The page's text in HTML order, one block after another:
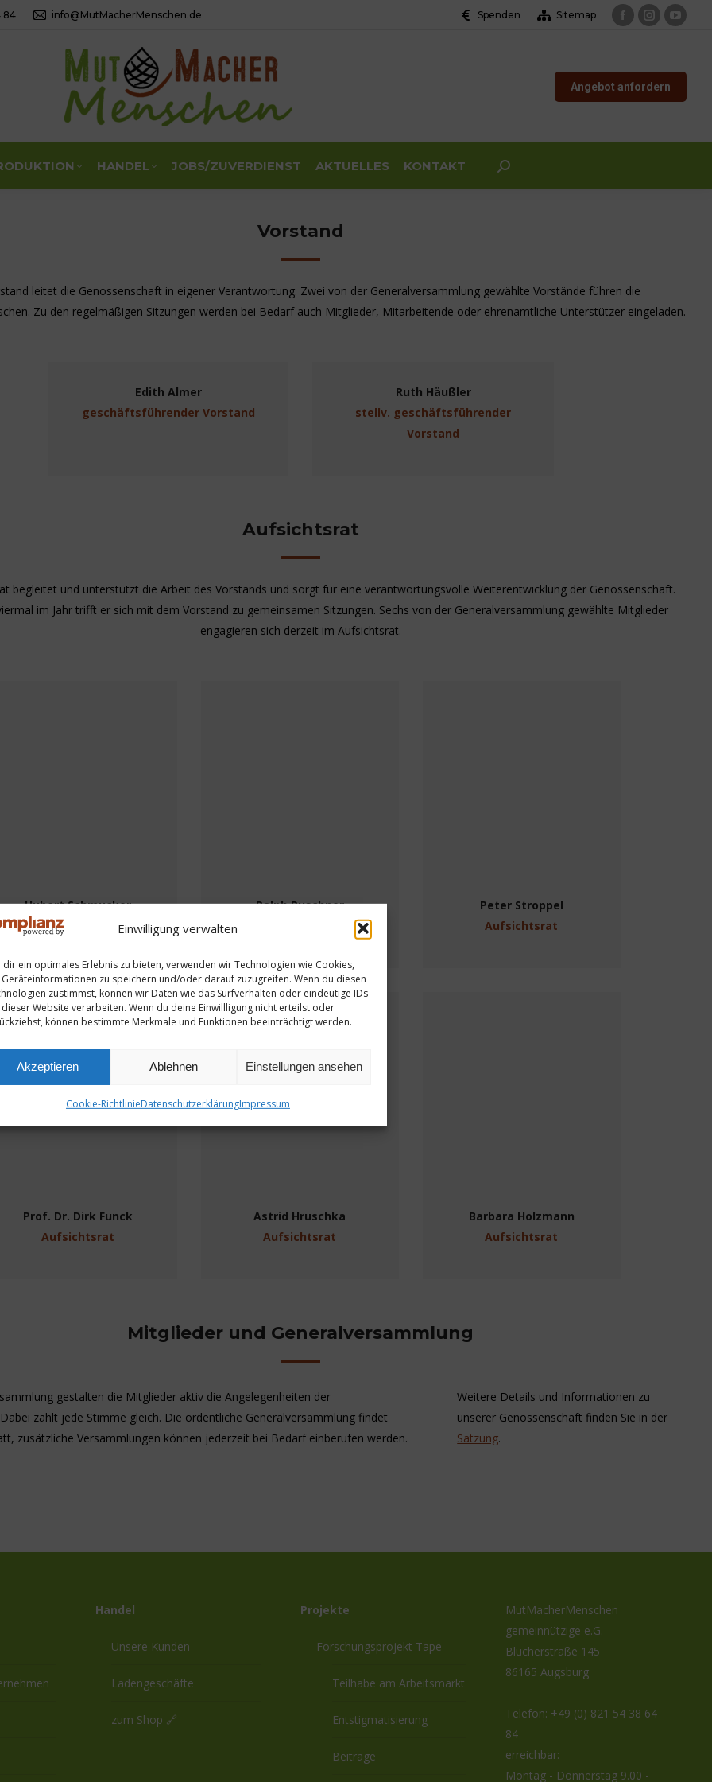
Einwilligung verwalten
dir ein optimales Erlebnis zu bieten, verwenden wir Technologien wie Cookies,
Geräteinformationen zu speichern und/oder darauf zuzugreifen. Wenn du diesen
zustimmst, können wir Daten wie das Surfverhalten oder eindeutige IDs
dieser Website verarbeiten. Wenn du deine Einwillligung nicht erteilst oder
können bestimmte Merkmale und Funktionen beeinträchtigt werden.
Akzeptieren Ablehnen Einstellungen ansehen
Cookie-RichtlinieDatenschutzerklärungImpressum
84 info@MutMacherMenschen.de Spenden Sitemap
Facebook
opens
in
Instagram
opens
in
opens
Angebot anfordern
HANDEL JOBS/ZUVERDIENST AKTUELLES KONTAKT Search:
Vorstand
leitet die Genossenschaft in eigener Verantwortung. Zwei von der Generalversammlung gewählte Vorstände führen die
Zu den regelmäßigen Sitzungen werden bei Bedarf auch Mitglieder, Mitarbeitende oder ehrenamtliche Unterstützer eingeladen.
Edith Almer
geschäftsführender Vorstand
Ruth Häußler
stellv. geschäftsführender
Vorstand
Aufsichtsrat
begleitet und unterstützt die Arbeit des Vorstands und sorgt für eine verantwortungsvolle Weiterentwicklung der Genossenschaft.
im Jahr trifft er sich mit dem Vorstand zu gemeinsamen Sitzungen. Sechs von der Generalversammlung gewählte Mitglieder
engagieren sich derzeit im Aufsichtsrat.
Hubert Schmucker
Aufsichtsratsvorsitzender
Ralph Puschner
Peter Stroppel
Aufsichtsrat
Prof. Dr. Dirk Funck
Aufsichtsrat
Astrid Hruschka
Aufsichtsrat
Barbara Holzmann
Aufsichtsrat
Mitglieder und Generalversammlung
gestalten die Mitglieder aktiv die Angelegenheiten der
zählt jede Stimme gleich. Die ordentliche Generalversammlung findet
zusätzliche Versammlungen können jederzeit bei Bedarf einberufen werden.
Weitere Details und Informationen zu
unserer Genossenschaft finden Sie in der
Satzung.
Handel
Unsere Kunden
Ladengeschäfte
zum Shop 🔗
Projekte
Forschungsprojekt Tape
Teilhabe am Arbeitsmarkt
Entstigmatisierung
Beiträge
MutMacherMenschen
gemeinnützige e.G.
Blücherstraße 145
86165 Augsburg
Telefon: +49 (0) 821 54 38 64
84
erreichbar:
Montag - Donnerstag 9.00 -